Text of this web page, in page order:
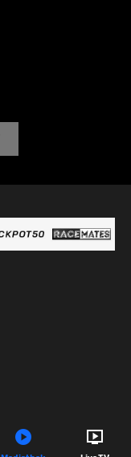
 